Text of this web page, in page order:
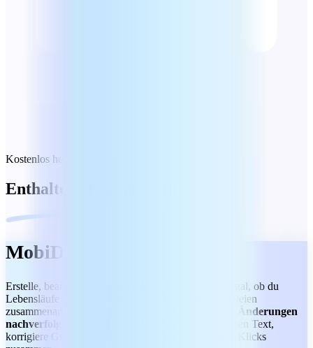
Kostenlos herunterladen
Enthaltene Komponenten
MobiDocs
Erstelle, bearbeite und teile Dokumente mühelos – egal, ob du
Lebensläufe entwirfst, Berichte schreibst oder an Dateien
zusammenarbeitest. Optimiere deinen Workflow mit
Änderungen
nachverfolgen und Kommentaren.
Verfeinere deinen Text,
korrigiere Grammatik und fasse Inhalte mit wenigen Klicks